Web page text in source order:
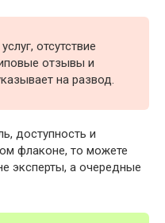
отсутствие
отзывы и
на развод.
доступность и
флаконе, то можете
эксперты, а очередные